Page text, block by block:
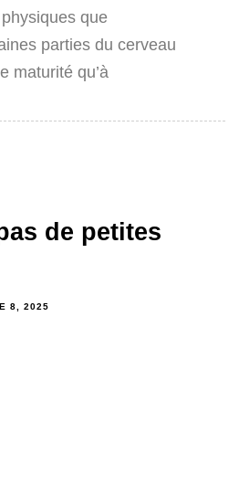
que
parties du cerveau
maturité qu’à
de petites
8, 2025